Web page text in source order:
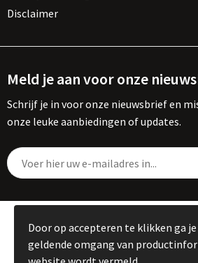
Disclaimer
Meld je aan voor onze
Schrijf je in voor onze nieuwsbrief en
onze leuke aanbiedingen of updates.
© Copyright Kemme
Door op accepteren te klikken ga
geldende omgang van